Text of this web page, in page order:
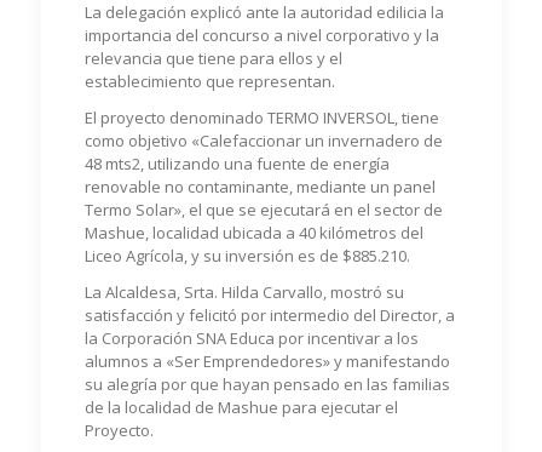
La delegación explicó ante la autoridad edilicia la
importancia del concurso a nivel corporativo y la
relevancia que tiene para ellos y el
establecimiento que representan.
El proyecto denominado TERMO INVERSOL, tiene
como objetivo «Calefaccionar un invernadero de
48 mts2, utilizando una fuente de energía
renovable no contaminante, mediante un panel
Termo Solar», el que se ejecutará en el sector de
Mashue, localidad ubicada a 40 kilómetros del
Liceo Agrícola, y su inversión es de $885.210.
La Alcaldesa, Srta. Hilda Carvallo, mostró su
satisfacción y felicitó por intermedio del Director, a
la Corporación SNA Educa por incentivar a los
alumnos a «Ser Emprendedores» y manifestando
su alegría por que hayan pensado en las familias
de la localidad de Mashue para ejecutar el
Proyecto.